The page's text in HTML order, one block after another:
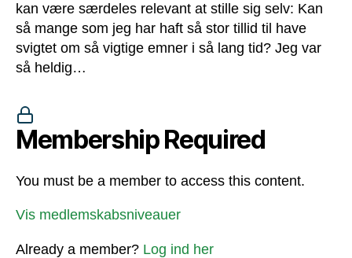
kan være særdeles relevant at stille sig selv: Kan
så mange som jeg har haft så stor tillid til have
svigtet om så vigtige emner i så lang tid? Jeg var
så heldig…
Membership Required
You must be a member to access this content.
Vis medlemskabsniveauer
Already a member? Log ind her